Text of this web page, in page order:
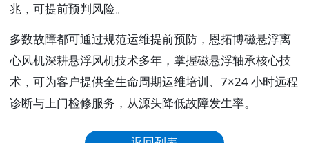
兆，可提前预判风险。
多数故障都可通过规范运维提前预防，恩拓博磁悬浮离
心风机深耕悬浮风机技术多年，掌握磁悬浮轴承核心技
术，可为客户提供全生命周期运维培训、7×24 小时远程
诊断与上门检修服务，从源头降低故障发生率。